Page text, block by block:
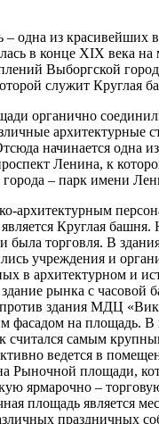
одна из красивейших в
в конце XIX века на
Выборгской
служит Круглая
органично
архитектурные
начинается одна
Ленина, к
– парк имени
архитектурным
Круглая башня.
была торговля. В
учреждения и
в архитектурном и
здание рынка с часовой
здания МДЦ
фасадом на площадь. В
считался самым
ведется в
Рыночной площади,
ярмарочно –
площадь является
праздничных